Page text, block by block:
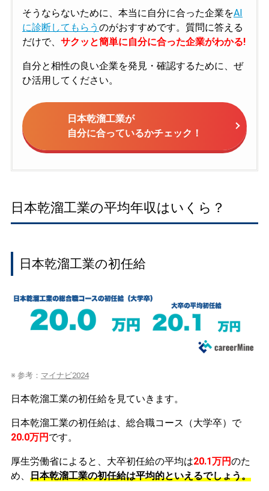
そうならないために、本当に自分に合った企業をAI
に診断してもらう のがおすすめです。質問に答える
だけで、 サクッと簡単に自分に合った企業がわかる!
自分と相性の良い企業を発見・確認するために、ぜ
ひ活用してください。
日本乾溜工業が
自分に合っているかチェック！
日本乾溜工業の平均年収はいくら？
日本乾溜工業の初任給
※ 参考： マイナビ2024
日本乾溜工業の初任給を見ていきます。
日本乾溜工業の初任給は、総合職コース（大学卒）で
20.0万円 です。
厚生労働省によると、大卒初任給の平均は20.1万円のた
め、 日本乾溜工業の初任給は平均的といえるでしょう。